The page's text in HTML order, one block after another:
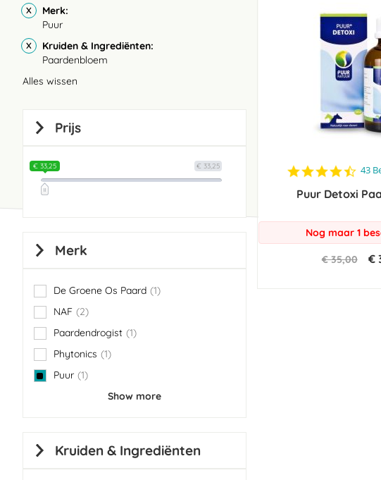
4.3
43
Puur Detoxi
Nog maar 1
€ 35,00 €
Merk
Puur
Kruiden & Ingrediënten
Paardenbloem
Alles wissen
Prijs
€ 33,25
€ 33,25
Merk
De Groene Os Paard 1
item
NAF
2
items
Paardendrogist 1
item
Phytonics
1
item
Puur 1
item
Show more
Kruiden & Ingrediënten